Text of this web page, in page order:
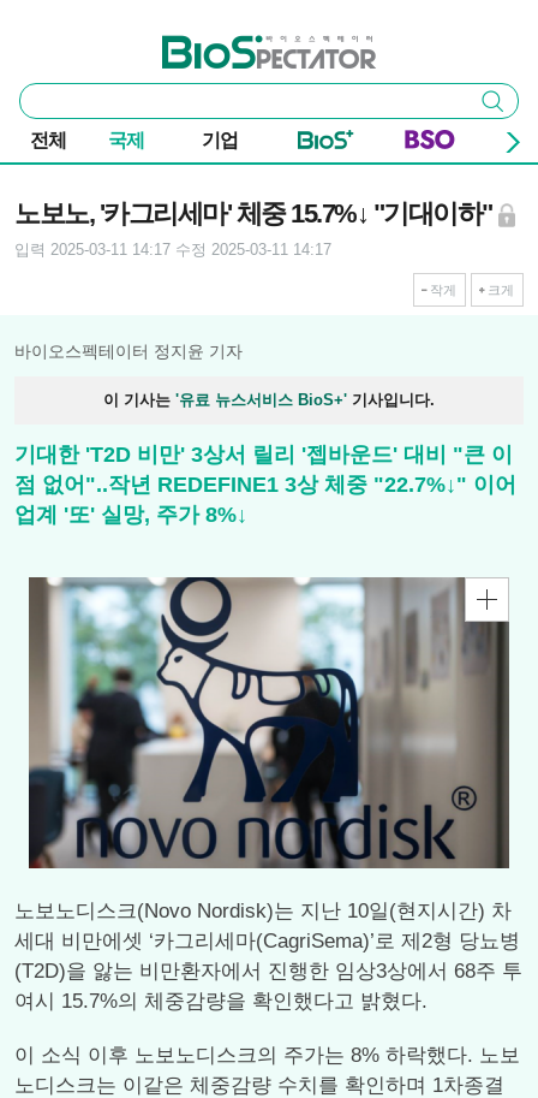
바이오스펙테이터
통
합
검
색
검색
전체 국제 기업
노보노, '카그리세마' 체중 15.7%↓ "기대이하"
입력 2025-03-11 14:17 수정 2025-03-11 14:17
작게 크게
바이오스펙테이터 정지윤 기자
이 기사는 '유료 뉴스서비스 BioS+' 기사입니다.
기대한 'T2D 비만' 3상서 릴리 '젭바운드' 대비 "큰 이
점 없어"..작년 REDEFINE1 3상 체중 "22.7%↓" 이어
업계 '또' 실망, 주가 8%↓
노보노디스크(Novo Nordisk)는 지난 10일(현지시간) 차
세대 비만에셋 ‘카그리세마(CagriSema)’로 제2형 당뇨병
(T2D)을 앓는 비만환자에서 진행한 임상3상에서 68주 투
여시 15.7%의 체중감량을 확인했다고 밝혔다.
이 소식 이후 노보노디스크의 주가는 8% 하락했다. 노보
노디스크는 이같은 체중감량 수치를 확인하며 1차종결